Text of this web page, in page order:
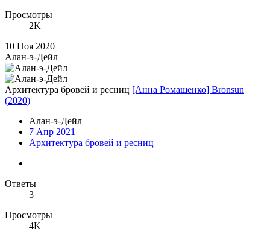
Просмотры
2K
10 Ноя 2020
Алан-э-Дейл
Архитектура бровей и ресниц [Анна Ромашенко] Bronsun
(2020)
Алан-э-Дейл
7 Апр 2021
Архитектура бровей и ресниц
Ответы
3
Просмотры
4K